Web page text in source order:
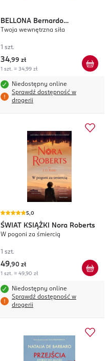
BELLONA Bernardo
Stamateas
Twoja wewnętrzna siła
1 szt.
34,99 zł
1 szt. = 34,99 zł
Niedostępny online
Sprawdź dostępność w
drogerii
5,0
ŚWIAT KSIĄŻKI Nora Roberts
W pogoni za śmiercią
1 szt.
49,90 zł
1 szt. = 49,90 zł
Niedostępny online
Sprawdź dostępność w
drogerii